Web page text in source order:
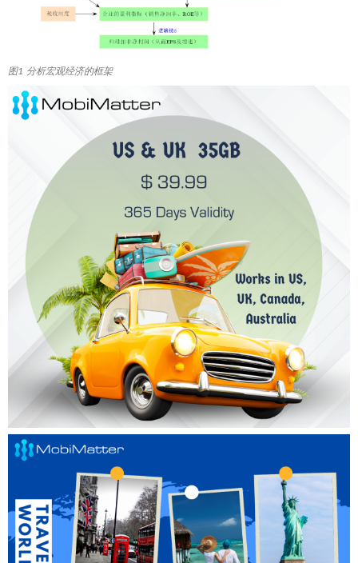
图1 分析宏观经济的框架